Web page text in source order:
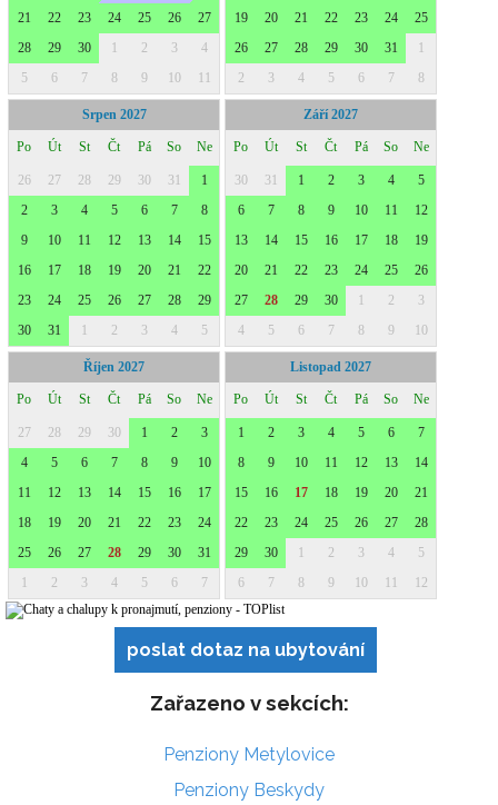
poslat dotaz na ubytování
Zařazeno v sekcích:
Penziony Metylovice
Penziony Beskydy